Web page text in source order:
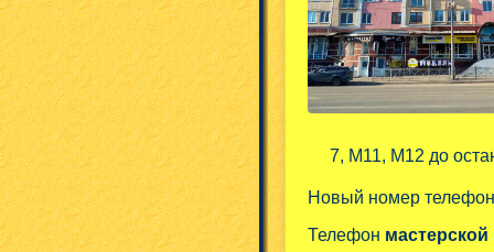
7, М11, М12 до
Новый номер
Телефон